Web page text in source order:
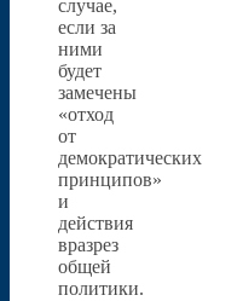
случае,
если за
ними
будет
замечены
«отход
от
демократических
принципов»
и
действия
вразрез
общей
политики.